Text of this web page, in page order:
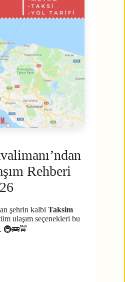
Rehberi
şehrin kalbiTaksim
ulaşım seçenekleri bu
🚇🚌🚖